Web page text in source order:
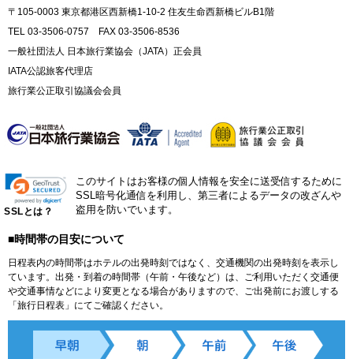
〒105-0003 東京都港区西新橋1-10-2 住友生命西新橋ビルB1階
TEL 03-3506-0757 FAX 03-3506-8536
一般社団法人 日本旅行業協会（JATA）正会員
IATA公認旅客代理店
旅行業公正取引協議会会員
SSLとは？
このサイトはお客様の個人情報を安全に送受信するために
SSL暗号化通信を利用し、第三者によるデータの改ざんや
盗用を防いでいます。
■時間帯の目安について
日程表内の時間帯はホテルの出発時刻ではなく、交通機関の出発時刻を表示し
ています。出発・到着の時間帯（午前・午後など）は、ご利用いただく交通便
や交通事情などにより変更となる場合がありますので、ご出発前にお渡しする
「旅行日程表」にてご確認ください。